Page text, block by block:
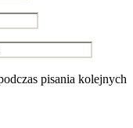
pisania kolejnych